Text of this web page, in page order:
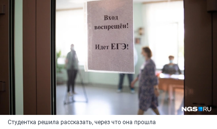
Студентка решила рассказать, через что она прошла